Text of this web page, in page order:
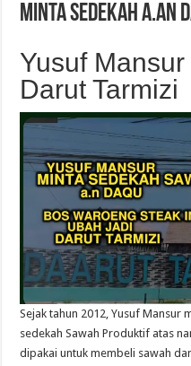
Minta Sedekah a.an
Yusuf
Darut Tarmizi
Sejak tahun 2012, Yusuf Mansur
sedekah Sawah Produktif atas
dipakai untuk membeli sawah